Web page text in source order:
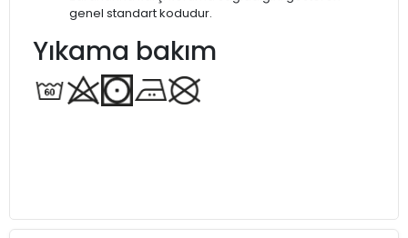
genel standart kodudur.
Yıkama bakım